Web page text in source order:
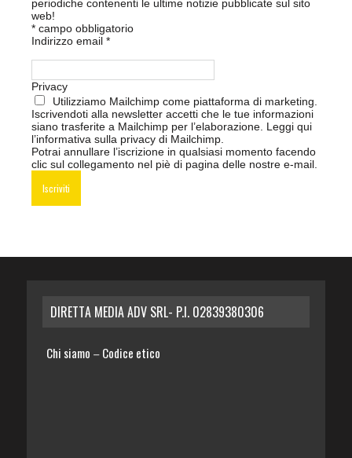
periodiche contenenti le ultime notizie pubblicate sul sito
web!
* campo obbligatorio
Indirizzo email *
Privacy
Utilizziamo Mailchimp come piattaforma di marketing.
Iscrivendoti alla newsletter accetti che le tue informazioni
siano trasferite a Mailchimp per l’elaborazione. Leggi qui
l’informativa sulla privacy di Mailchimp
Potrai annullare l’iscrizione in qualsiasi momento facendo
clic sul collegamento nel piè di pagina delle nostre e-mail.
DIRETTA MEDIA ADV SRL- P.I. 02839380306
Chi siamo – Codice etico